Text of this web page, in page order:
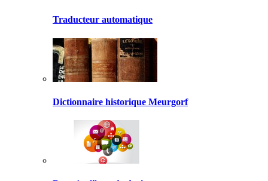
Traducteur automatique
Dictionnaire historique Meurgorf